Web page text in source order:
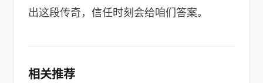
出这段传奇，信任时刻会给咱们答案。
相关推荐